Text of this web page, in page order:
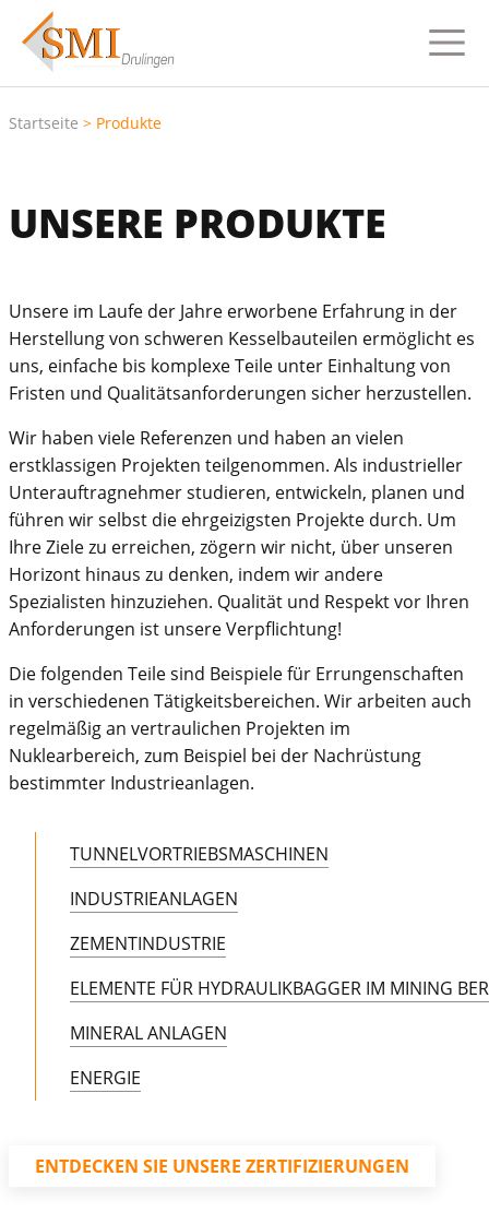
Startseite > Produkte
UNSERE PRODUKTE
Unsere im Laufe der Jahre erworbene Erfahrung in der
Herstellung von schweren Kesselbauteilen ermöglicht es
uns, einfache bis komplexe Teile unter Einhaltung von
Fristen und Qualitätsanforderungen sicher herzustellen.
Wir haben viele Referenzen und haben an vielen
erstklassigen Projekten teilgenommen. Als industrieller
Unterauftragnehmer studieren, entwickeln, planen und
führen wir selbst die ehrgeizigsten Projekte durch. Um
Ihre Ziele zu erreichen, zögern wir nicht, über unseren
Horizont hinaus zu denken, indem wir andere
Spezialisten hinzuziehen. Qualität und Respekt vor Ihren
Anforderungen ist unsere Verpflichtung!
Die folgenden Teile sind Beispiele für Errungenschaften
in verschiedenen Tätigkeitsbereichen. Wir arbeiten auch
regelmäßig an vertraulichen Projekten im
Nuklearbereich, zum Beispiel bei der Nachrüstung
bestimmter Industrieanlagen.
TUNNELVORTRIEBSMASCHINEN
INDUSTRIEANLAGEN
ZEMENTINDUSTRIE
ELEMENTE FÜR HYDRAULIKBAGGER IM MINING
MINERAL ANLAGEN
ENERGIE
ENTDECKEN SIE UNSERE ZERTIFIZIERUNGEN